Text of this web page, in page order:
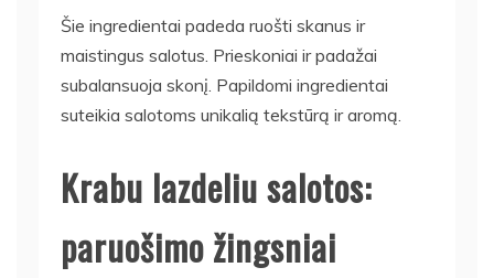
Šie ingredientai padeda ruošti skanus ir
maistingus salotus. Prieskoniai ir padažai
subalansuoja skonį. Papildomi ingredientai
suteikia salotoms unikalią tekstūrą ir aromą.
Krabu lazdeliu salotos:
paruošimo žingsniai